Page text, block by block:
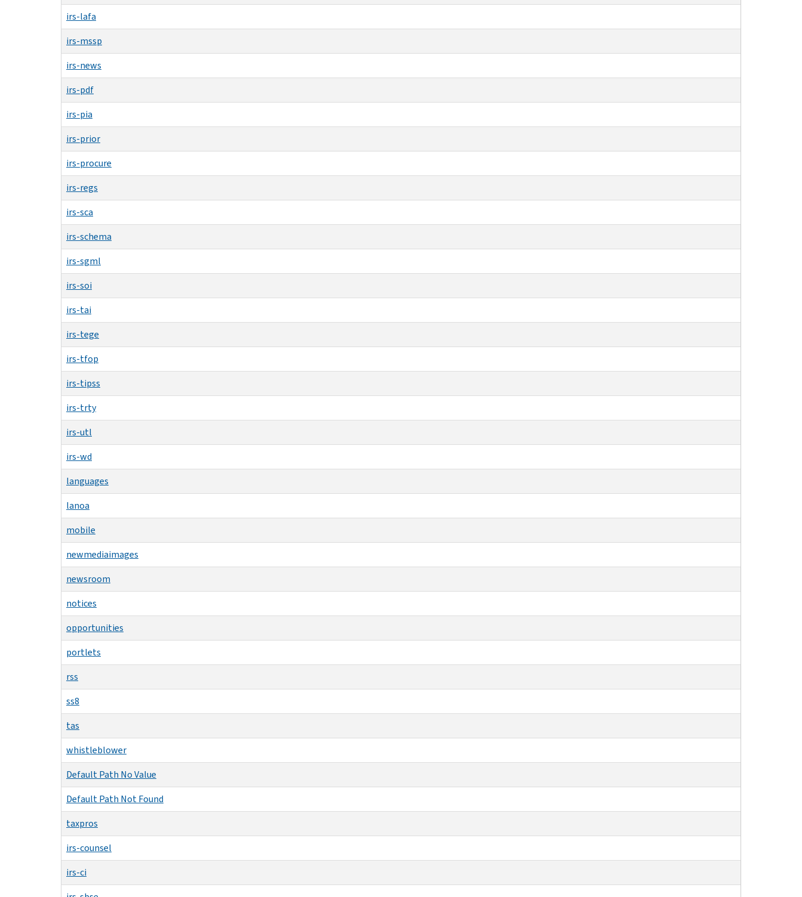
irs-lafa
irs-mssp
irs-news
irs-pdf
irs-pia
irs-prior
irs-procure
irs-regs
irs-sca
irs-schema
irs-sgml
irs-soi
irs-tai
irs-tege
irs-tfop
irs-tipss
irs-trty
irs-utl
irs-wd
languages
lanoa
mobile
newmediaimages
newsroom
notices
opportunities
portlets
rss
ss8
tas
whistleblower
Default Path No Value
Default Path Not Found
taxpros
irs-counsel
irs-ci